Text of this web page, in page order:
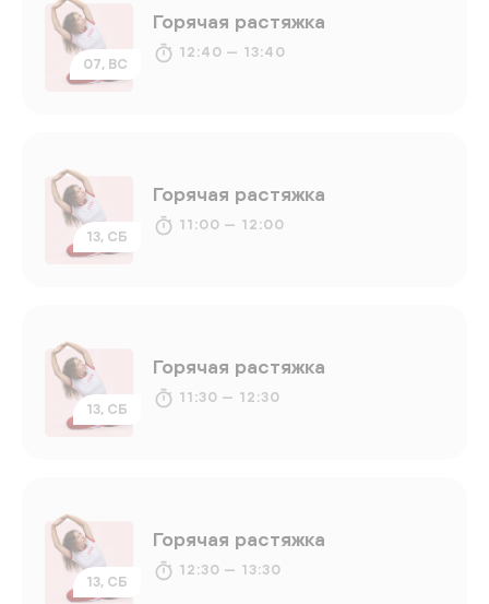
07, ВС
Горячая растяжка
12:40 — 13:40
13, СБ
Горячая растяжка
11:00 — 12:00
13, СБ
Горячая растяжка
11:30 — 12:30
13, СБ
Горячая растяжка
12:30 — 13:30